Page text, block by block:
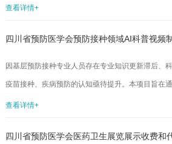
过比选确定1家为代表大会会场氛围布置及会务服务
活动服务机构库的公司/机构；(二)承办机构具有丰
查看详情+
四川省预防医学会预防接种领域AI科普视频
公告
因基层预防接种专业人员存在专业知识更新滞后、
疫苗接种、疾病预防的认知亟待提升。本项目旨在
频，以专家形象和语言增强权威性，提升基层健康
一、参选公司资格要求（一）投标人须提供以下资
查看详情+
四川省预防医学会医药卫生展览展示收费和